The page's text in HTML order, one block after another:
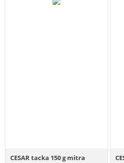
CESAR tacka 150 g mitra